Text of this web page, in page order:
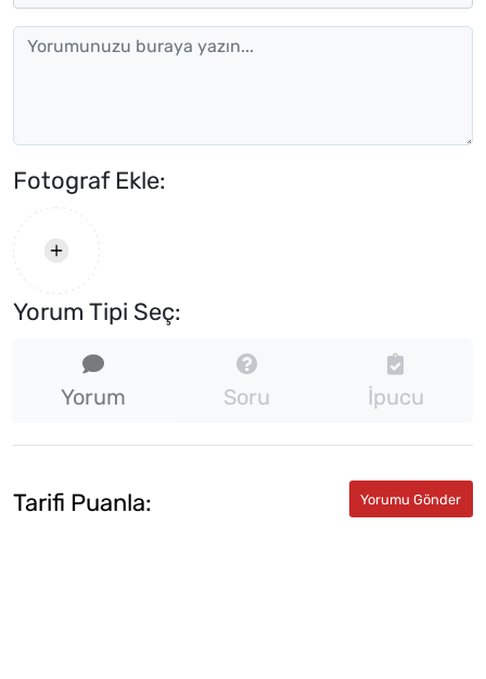
Fotograf Ekle:
Yorum Tipi Seç:
Yorum Soru İpucu
Tarifi Puanla: